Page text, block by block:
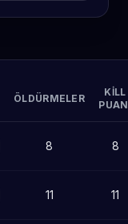
ÖLDÜRMELER
KILL
8 8
11 11